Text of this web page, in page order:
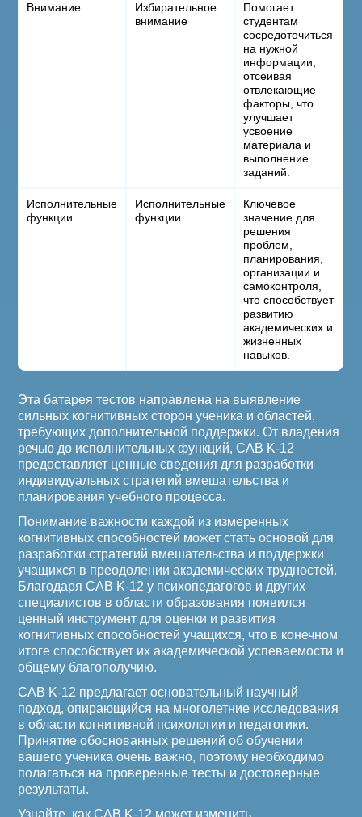
Эта батарея тестов направлена на выявление
сильных когнитивных сторон ученика и областей,
требующих дополнительной поддержки. От владения
речью до исполнительных функций, CAB K-12
предоставляет ценные сведения для разработки
индивидуальных стратегий вмешательства и
планирования учебного процесса.
Понимание важности каждой из измеренных
когнитивных способностей может стать основой для
разработки стратегий вмешательства и поддержки
учащихся в преодолении академических трудностей.
Благодаря CAB K-12 у психопедагогов и других
специалистов в области образования появился
ценный инструмент для оценки и развития
когнитивных способностей учащихся, что в конечном
итоге способствует их академической успеваемости и
общему благополучию.
CAB K-12 предлагает основательный научный
подход, опирающийся на многолетние исследования
в области когнитивной психологии и педагогики.
Принятие обоснованных решений об обучении
вашего ученика очень важно, поэтому необходимо
полагаться на проверенные тесты и достоверные
результаты.
Внимание
Избирательное
внимание
Помогает
студентам
сосредоточиться
на нужной
информации,
отсеивая
отвлекающие
факторы, что
улучшает
усвоение
материала и
выполнение
заданий.
Исполнительные
функции
Исполнительные
функции
Ключевое
значение для
решения
проблем,
планирования,
организации и
самоконтроля,
что способствует
развитию
академических и
жизненных
навыков.